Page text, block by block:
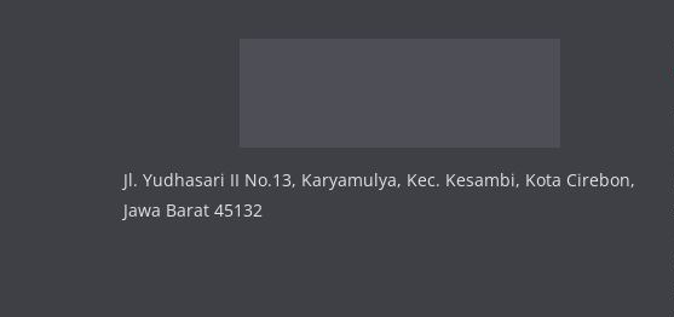
Jl. Yudhasari II No.13, Karyamulya, Kec. Kesambi, Kota Cirebon,
Jawa Barat 45132